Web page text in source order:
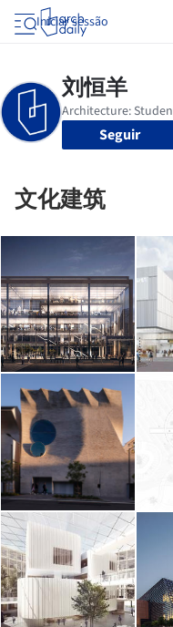
Iniciar sessão
Seguir
文化建筑